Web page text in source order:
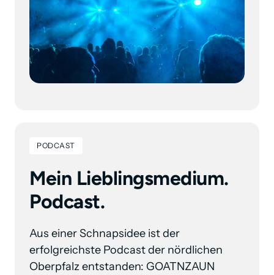
PODCAST
Mein Lieblingsmedium.
Podcast.
Aus einer Schnapsidee ist der
erfolgreichste Podcast der nördlichen
Oberpfalz entstanden: GOATNZAUN